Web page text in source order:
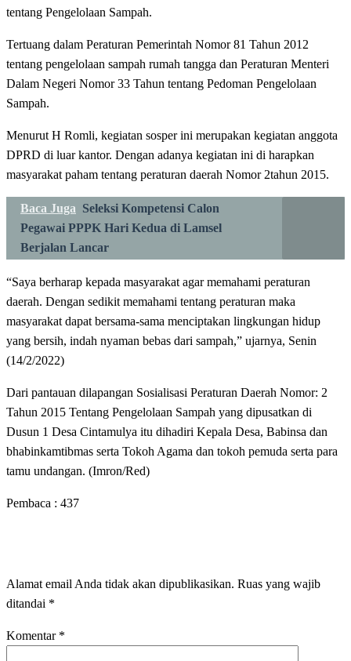
tentang Pengelolaan Sampah.
Tertuang dalam Peraturan Pemerintah Nomor 81 Tahun 2012
tentang pengelolaan sampah rumah tangga dan Peraturan Menteri
Dalam Negeri Nomor 33 Tahun tentang Pedoman Pengelolaan
Sampah.
Menurut H Romli, kegiatan sosper ini merupakan kegiatan anggota
DPRD di luar kantor. Dengan adanya kegiatan ini di harapkan
masyarakat paham tentang peraturan daerah Nomor 2tahun 2015.
Baca Juga Seleksi Kompetensi Calon
Pegawai PPPK Hari Kedua di Lamsel
Berjalan Lancar
“Saya berharap kepada masyarakat agar memahami peraturan
daerah. Dengan sedikit memahami tentang peraturan maka
masyarakat dapat bersama-sama menciptakan lingkungan hidup
yang bersih, indah nyaman bebas dari sampah,” ujarnya, Senin
(14/2/2022)
Dari pantauan dilapangan Sosialisasi Peraturan Daerah Nomor: 2
Tahun 2015 Tentang Pengelolaan Sampah yang dipusatkan di
Dusun 1 Desa Cintamulya itu dihadiri Kepala Desa, Babinsa dan
bhabinkamtibmas serta Tokoh Agama dan tokoh pemuda serta para
tamu undangan. (Imron/Red)
Pembaca : 437
Alamat email Anda tidak akan dipublikasikan. Ruas yang wajib
ditandai *
Komentar *